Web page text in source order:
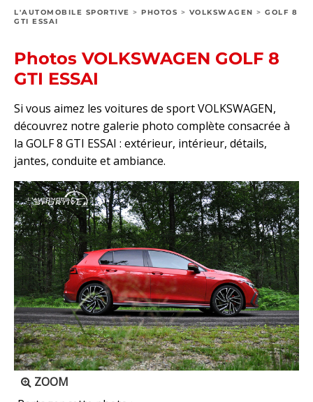
L'AUTOMOBILE SPORTIVE > PHOTOS > VOLKSWAGEN > GOLF 8
GTI ESSAI
Photos VOLKSWAGEN GOLF 8
GTI ESSAI
Si vous aimez les voitures de sport VOLKSWAGEN,
découvrez notre galerie photo complète consacrée à
la GOLF 8 GTI ESSAI : extérieur, intérieur, détails,
jantes, conduite et ambiance.
ZOOM